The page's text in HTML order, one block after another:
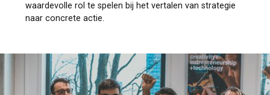
waardevolle rol te spelen bij het vertalen van strategie
naar concrete actie.